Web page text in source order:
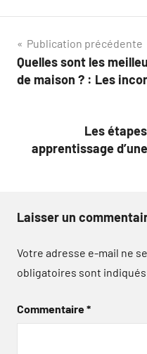
Navigation
de
Publication précédente
Quelles sont les
de maison ? : Les
Les
apprentissage
Laisser un
Votre adresse e-mail ne
obligatoires sont
Commentaire*